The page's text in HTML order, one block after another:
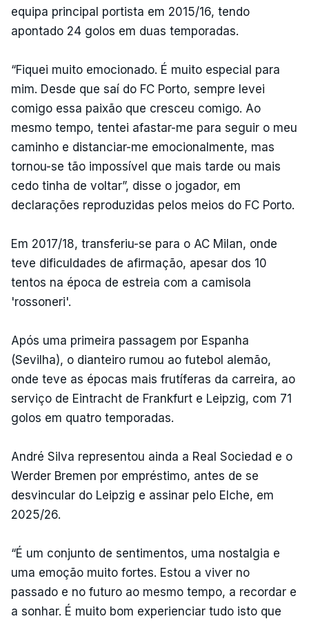
equipa principal portista em 2015/16, tendo
apontado 24 golos em duas temporadas.
“Fiquei muito emocionado. É muito especial para
mim. Desde que saí do FC Porto, sempre levei
comigo essa paixão que cresceu comigo. Ao
mesmo tempo, tentei afastar-me para seguir o meu
caminho e distanciar-me emocionalmente, mas
tornou-se tão impossível que mais tarde ou mais
cedo tinha de voltar”, disse o jogador, em
declarações reproduzidas pelos meios do FC Porto.
Em 2017/18, transferiu-se para o AC Milan, onde
teve dificuldades de afirmação, apesar dos 10
tentos na época de estreia com a camisola
'rossoneri'.
Após uma primeira passagem por Espanha
(Sevilha), o dianteiro rumou ao futebol alemão,
onde teve as épocas mais frutíferas da carreira, ao
serviço de Eintracht de Frankfurt e Leipzig, com 71
golos em quatro temporadas.
André Silva representou ainda a Real Sociedad e o
Werder Bremen por empréstimo, antes de se
desvincular do Leipzig e assinar pelo Elche, em
2025/26.
“É um conjunto de sentimentos, uma nostalgia e
uma emoção muito fortes. Estou a viver no
passado e no futuro ao mesmo tempo, a recordar e
a sonhar. É muito bom experienciar tudo isto que